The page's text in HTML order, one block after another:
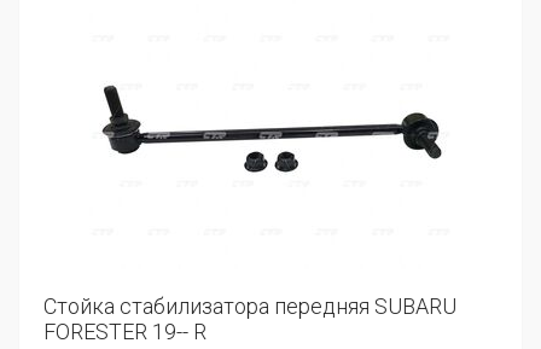
Стойка стабилизатора передняя SUBARU
FORESTER 19-- R